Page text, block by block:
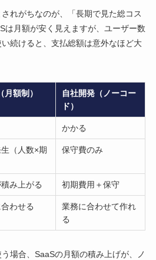
れがちなのが、「長期で見た総コス
は月額が安く見えますが、ユーザー数
続けると、支払総額は意外なほど大
月額制）
自社開発（ノーコー
ド）
かかる
（人数×期
保守費のみ
み上がる 初期費用＋保守
わせる
業務に合わせて作れ
る
場合、SaaSの月額の積み上げが、ノ